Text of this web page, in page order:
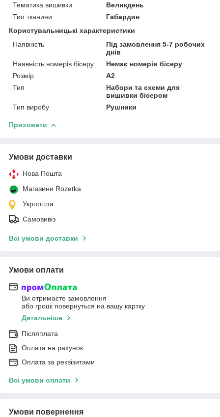
Тематика вишивки
Великдень
Тип тканини
Габардин
Користувальницькі характеристики
Наявність
Під замовлення 5-7 робочих
днів
Наявність номерів бісеру
Немає номерів бісеру
Розмір
А2
Тип
Набори та схеми для
вишивки бісером
Тип виробу
Рушники
Приховати
Умови доставки
Нова Пошта
Магазини Rozetka
Укрпошта
Самовивіз
Всі умови доставки
Умови оплати
Ви отримаєте замовлення
або гроші повернуться на вашу картку
Детальніше
Післяплата
Оплата на рахунок
Оплата за реквізитами
Всі умови оплати
Умови повернення